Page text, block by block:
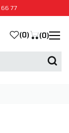
66 77
(0) (0)